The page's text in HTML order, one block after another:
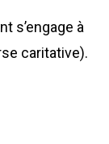
s’engage à
caritative).